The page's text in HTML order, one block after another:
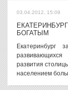
03.04.2012, 15:09
БОГАТЫМ
Екатеринбург
развития
населением